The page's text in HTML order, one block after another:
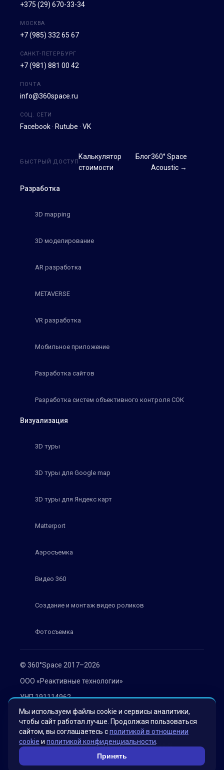
© 360°Space 2017–2026
ООО «Реактивные технологии»
УНП 191114962
г. Минск, ул. Мележа 1, офис 402
Политика конфиденциальности
Согласие на обработку персональных данных
+375 (29) 670-33-34
МОСКВА
+7 (985) 332 65 67
САНКТ-ПЕТЕРБУРГ
+7 (981) 881 00 42
ПОЧТА
info@360space.ru
СОЦ. СЕТИ
Facebook · Rutube · VK
Разработка
3D mapping
3D моделирование
AR разработка
METAVERSE
VR разработка
Мобильное приложение
Разработка сайтов
Разработка систем объективного контроля СОК
Визуализация
3D туры
3D туры для Google map
3D туры для Яндекс карт
Matterport
Аэросъемка
Видео 360
Создание и монтаж видео роликов
Фотосъемка
БЫСТРЫЙ ДОСТУП
Калькулятор
стоимости
Блог360° Space
Acoustic →
Мы используем файлы cookie и сервисы аналитики,
чтобы сайт работал лучше. Продолжая пользоваться
сайтом, вы соглашаетесь сполитикой в отношении
cookie и политикой конфиденциальности
Принять